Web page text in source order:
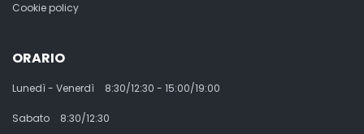
Cookie policy
ORARIO
Lunedì - Venerdì 8:30/12:30 - 15:00/19:00
Sabato 8:30/12:30